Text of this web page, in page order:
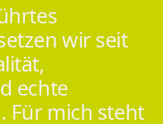
wirseit
echte
Für mich steht